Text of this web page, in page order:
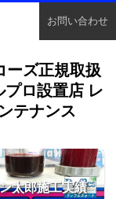
お問い合わせ
ーズ正規取扱
ロ設置店 レ
テナンス
太郎施工実績